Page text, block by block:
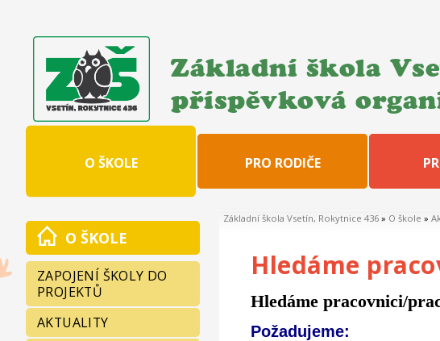
Základní škola
příspěvková
O ŠKOLE PRO RODIČE
Základní škola Vsetín, Rokytnice 436 » O škole »
Hledáme
Hledáme pracovnici/
Požadujeme:
O ŠKOLE
ZAPOJENÍ ŠKOLY DO
PROJEKTŮ
AKTUALITY